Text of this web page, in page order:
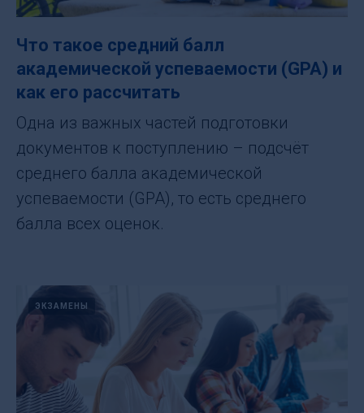
Что такое средний балл
академической успеваемости (GPA) и
как его рассчитать
Одна из важных частей подготовки
документов к поступлению – подсчёт
среднего балла академической
успеваемости (GPA), то есть среднего
балла всех оценок.
ЭКЗАМЕНЫ